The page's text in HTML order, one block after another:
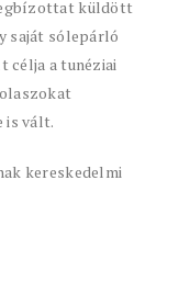
küldött
saját sólepárló
célja a tunéziai
is vált.
kereskedelmi